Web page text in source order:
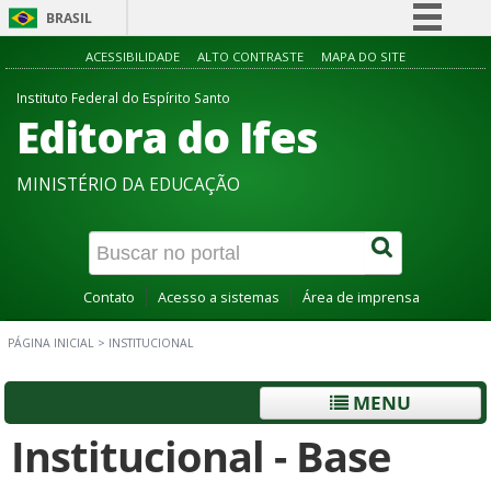
BRASIL
Simplifique!
Acesso à informação
Canais
ACESSIBILIDADE ALTO CONTRASTE MAPA DO SITE
Instituto Federal do Espírito Santo
Editora do Ifes
MINISTÉRIO DA EDUCAÇÃO
Contato Acesso a sistemas Área de imprensa
PÁGINA INICIAL > INSTITUCIONAL
MENU
Institucional - Base